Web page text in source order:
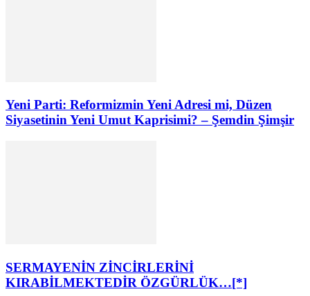
Yeni Parti: Reformizmin Yeni Adresi mi, Düzen
Siyasetinin Yeni Umut Kaprisimi? – Şemdin Şimşir
SERMAYENİN ZİNCİRLERİNİ
KIRABİLMEKTEDİR ÖZGÜRLÜK…[*]